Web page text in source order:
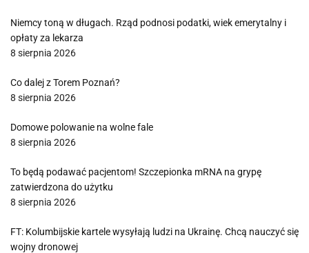
Niemcy toną w długach. Rząd podnosi podatki, wiek emerytalny i
opłaty za lekarza
8 sierpnia 2026
Co dalej z Torem Poznań?
8 sierpnia 2026
Domowe polowanie na wolne fale
8 sierpnia 2026
To będą podawać pacjentom! Szczepionka mRNA na grypę
zatwierdzona do użytku
8 sierpnia 2026
FT: Kolumbijskie kartele wysyłają ludzi na Ukrainę. Chcą nauczyć się
wojny dronowej